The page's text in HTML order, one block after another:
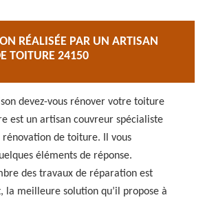
RÉALISÉE PAR UN ARTISAN
TOITURE 24150
devez-vous rénover votre toiture
est un artisan couvreur spécialiste
rénovation de toiture. Il vous
éléments de réponse.
des travaux de réparation est
la meilleure solution qu’il propose à